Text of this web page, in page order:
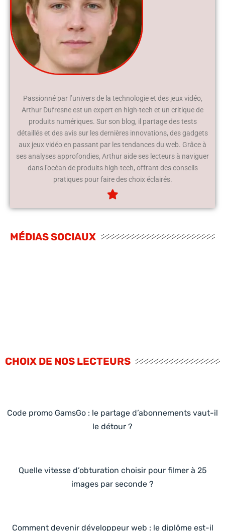
Passionné par l’univers de la technologie et des jeux vidéo,
Arthur Dufresne est un expert en high-tech et un critique de
produits numériques. Sur son blog, il partage des tests
détaillés et des avis sur les dernières innovations, des gadgets
aux jeux vidéo en passant par les tendances du web. Grâce à
ses analyses approfondies, Arthur aide ses lecteurs à naviguer
dans l’océan de produits high-tech, offrant des conseils
pratiques pour faire des choix éclairés.
MÉDIAS SOCIAUX
CHOIX DE NOS LECTEURS
Code promo GamsGo : le partage d’abonnements vaut-il
le détour ?
Quelle vitesse d’obturation choisir pour filmer à 25
images par seconde ?
Comment devenir développeur web : le diplôme est-il